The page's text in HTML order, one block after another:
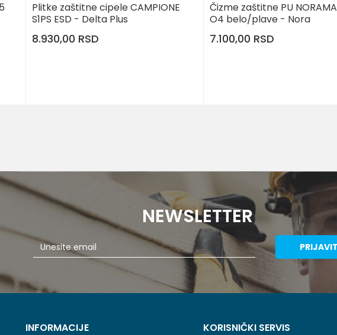
Plitke zaštitne cipele CAMPIONE
S1PS ESD - Delta Plus
8.930,00 RSD
Čizme zaštitne PU
O4 belo/plave - Nora
7.100,00 RSD
NEWSLETTER
INFORMACIJE KORISNIČKI SERVIS